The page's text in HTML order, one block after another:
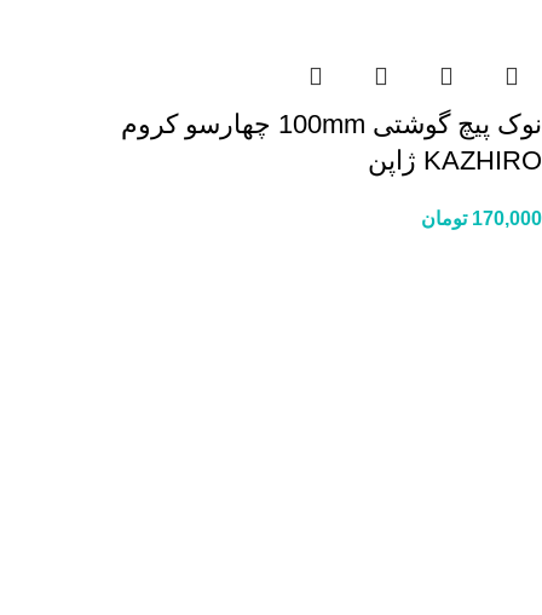
نوک پیچ گوشتی 100mm چهارسو کروم
KAZHIRO ژاپن
170,000 تومان